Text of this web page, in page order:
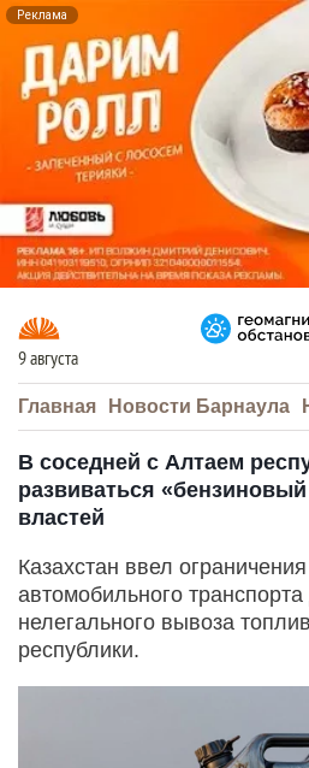
Реклама
9 августа
Главная Новости Барнаула
В соседней с Алтаем
развиваться
властей
Казахстан ввел
автомобильного
нелегального вывоза
республики.